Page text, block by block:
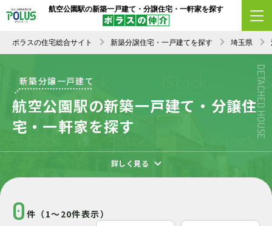
航空公園駅の新築一戸建て・分譲住宅・一軒家を探す
ポラスの住宅総合サイト 新築分譲住宅・一戸建てを探す 埼玉県
DETACHED HOUSE
新築分譲一戸建て
航空公園駅の新築一戸建て・分譲住
宅・一軒家を探す
詳しく見る
0 件（1～20件表示）
エリア変更 条件変更